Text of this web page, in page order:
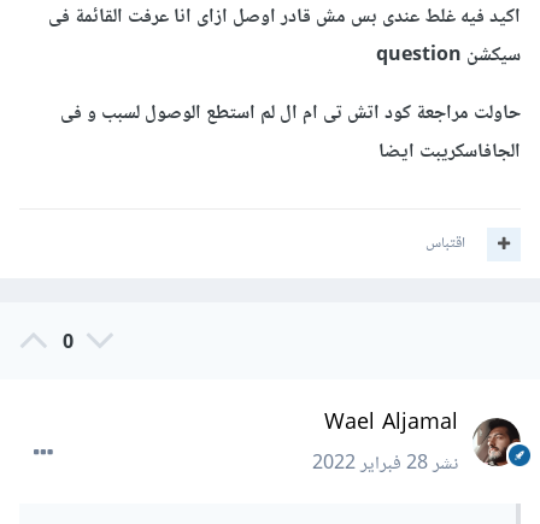
اكيد فيه غلط عندى بس مش قادر اوصل ازاى انا عرفت القائمة فى
سيكشن question
حاولت مراجعة كود اتش تى ام ال لم استطع الوصول لسبب و فى
الجافاسكريبت ايضا
اقتباس
0
Wael Aljamal
نشر28 فبراير 2022